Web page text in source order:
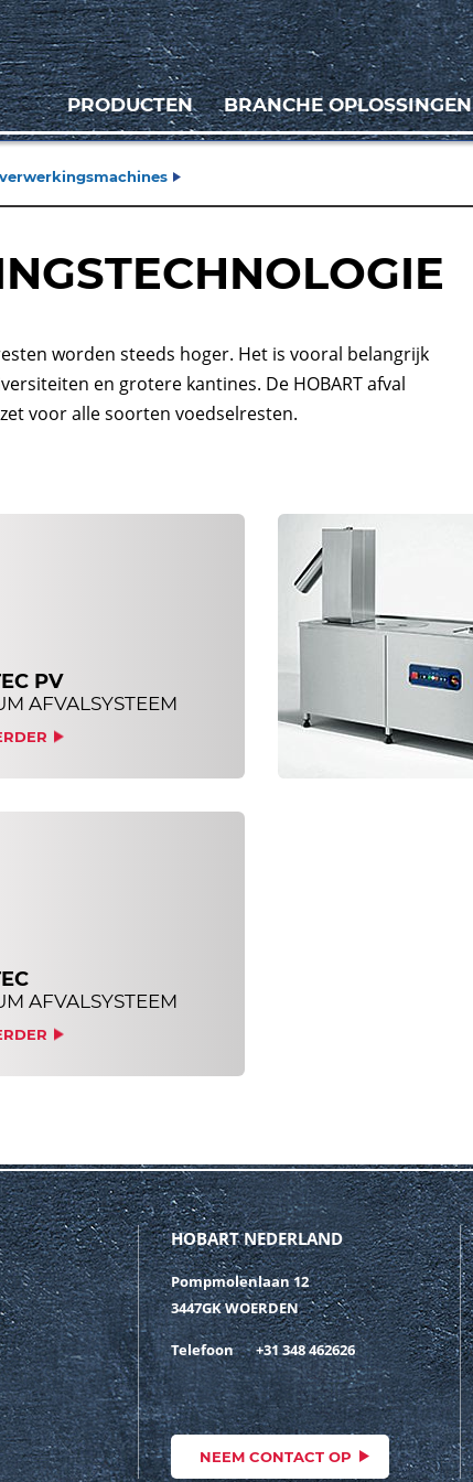
PRODUCTEN BRANCHE OPLOSSINGEN
worden steeds hoger. Het is vooral belangrijk
en grotere kantines. De HOBART afval
voor alle soorten voedselresten.
PV
AFVALSYSTEEM
AFVALSYSTEEM
HOBART NEDERLAND
Pompmolenlaan 12
3447GK WOERDEN
Telefoon +31 348 462626
NEEM CONTACT OP